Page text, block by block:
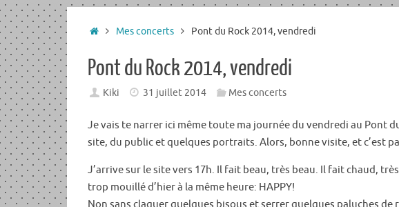
Accueil
Mes concerts Pont du Rock 2014, vendredi
Pont du Rock 2014, vendredi
Kiki 31 juillet 2014 Mes concerts
Je vais te narrer ici même toute ma journée du vendredi au Pont
site, du public et quelques portraits. Alors, bonne visite, et c’est
J’arrive sur le site vers 17h. Il fait beau, très beau. Il fait chaud,
trop mouillé d’hier à la même heure: HAPPY!